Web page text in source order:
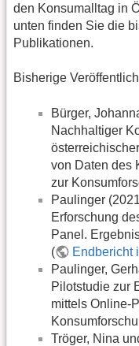
den Konsumalltag in
unten finden Sie die
Publikationen.
Bisherige
Bürger,
Nachhaltiger
von Daten des
zur
Paulinger
Erforschung
Panel.
(
Endbericht
Paulinger,
Pilotstudie zur
mittels Online-
Tröger, Nina